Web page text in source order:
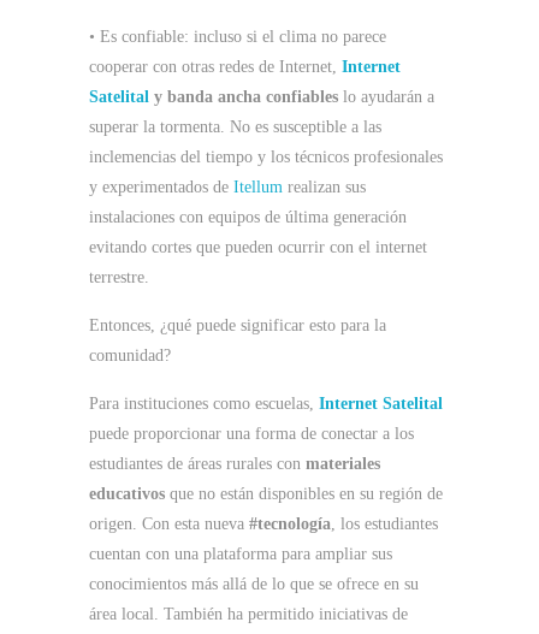
• Es confiable: incluso si el clima no parece
cooperar con otras redes de Internet, Internet
Satelital y banda ancha confiables lo ayudarán a
superar la tormenta. No es susceptible a las
inclemencias del tiempo y los técnicos profesionales
y experimentados de Itellum realizan sus
instalaciones con equipos de última generación
evitando cortes que pueden ocurrir con el internet
terrestre.
Entonces, ¿qué puede significar esto para la
comunidad?
Para instituciones como escuelas, Internet Satelital
puede proporcionar una forma de conectar a los
estudiantes de áreas rurales con materiales
educativos que no están disponibles en su región de
origen. Con esta nueva #tecnología, los estudiantes
cuentan con una plataforma para ampliar sus
conocimientos más allá de lo que se ofrece en su
área local. También ha permitido iniciativas de